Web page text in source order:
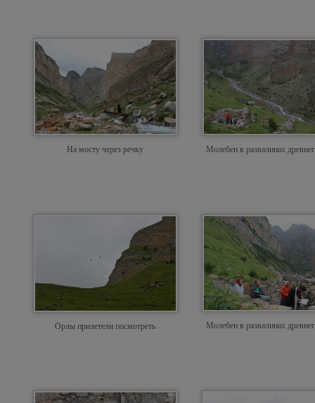
На мосту через речку Молебен в развалинах
Орлы прилетели посмотреть Молебен в развалинах